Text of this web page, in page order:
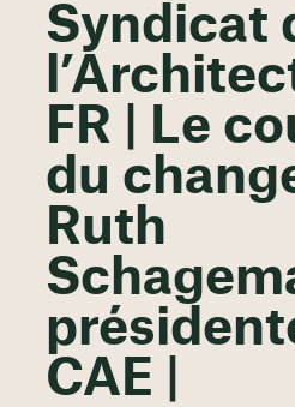
Syndicat
FR | Le
du
Ruth
CAE |